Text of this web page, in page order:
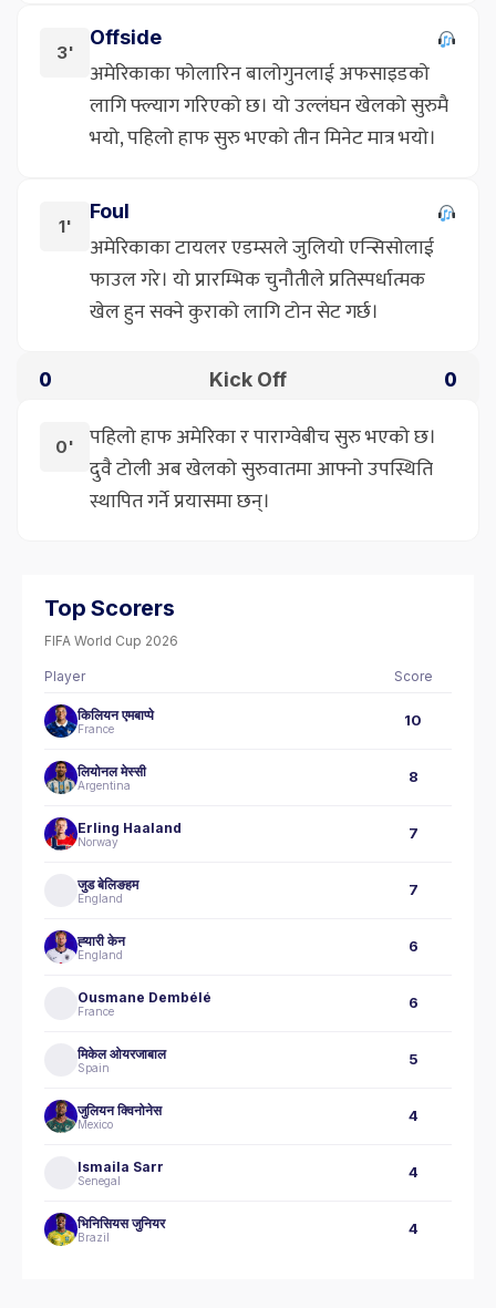
3'
Offside
अमेरिकाका फोलारिन बालोगुनलाई अफसाइडको
लागि फ्ल्याग गरिएको छ। यो उल्लंघन खेलको सुरुमै
भयो, पहिलो हाफ सुरु भएको तीन मिनेट मात्र भयो।
1'
Foul
अमेरिकाका टायलर एडम्सले जुलियो एन्सिसोलाई
फाउल गरे। यो प्रारम्भिक चुनौतीले प्रतिस्पर्धात्मक
खेल हुन सक्ने कुराको लागि टोन सेट गर्छ।
0 Kick Off 0
0'
पहिलो हाफ अमेरिका र पाराग्वेबीच सुरु भएको छ।
दुवै टोली अब खेलको सुरुवातमा आफ्नो उपस्थिति
स्थापित गर्ने प्रयासमा छन्।
Top Scorers
FIFA World Cup 2026
Player Score
किलियन एमबाप्पे
France 10
लियोनल मेस्सी
Argentina 8
Erling Haaland
Norway 7
जुड बेलिङहम
England 7
ह्‍यारी केन
England 6
Ousmane Dembélé
France 6
मिकेल ओयरजाबाल
Spain 5
जुलियन क्विनोनेस
Mexico 4
Ismaila Sarr
Senegal 4
भिनिसियस जुनियर
Brazil 4